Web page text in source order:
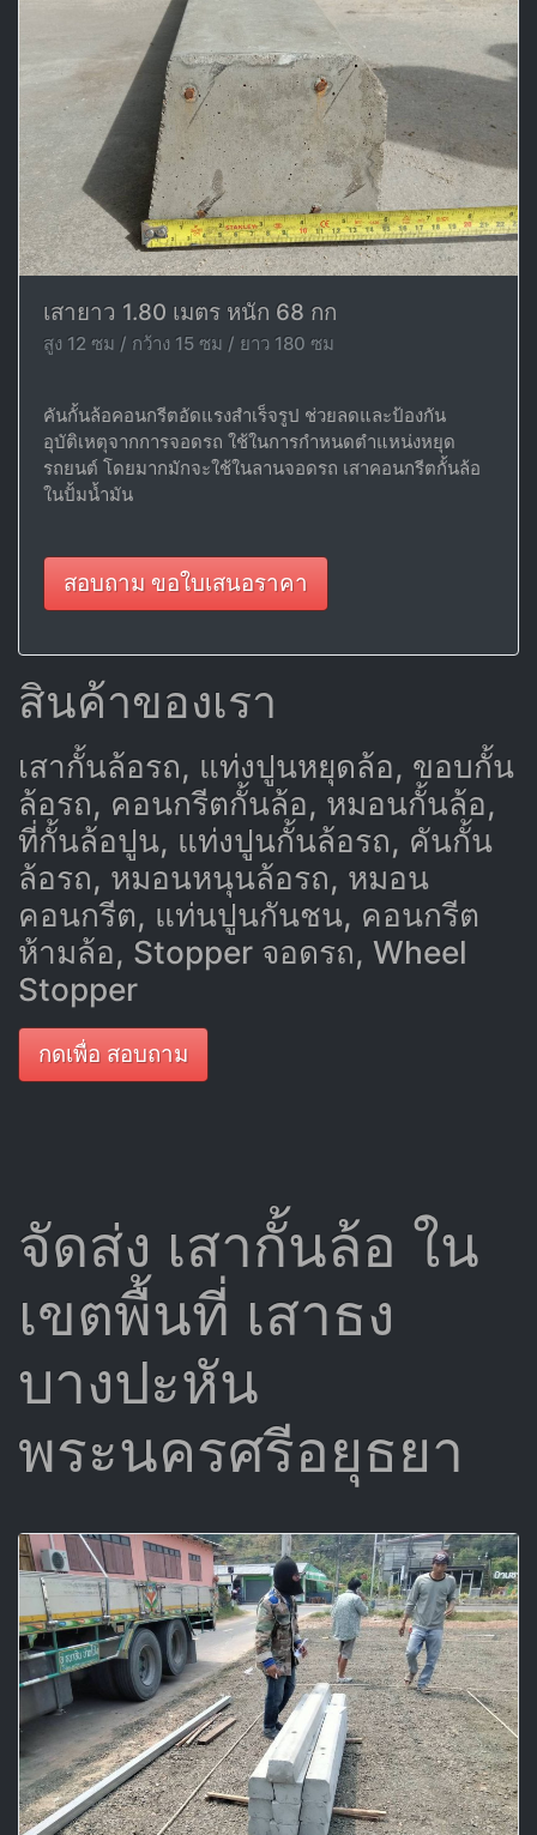
เสายาว 1.80 เมตร หนัก 68 กก
สูง 12 ซม / กว้าง 15 ซม / ยาว 180 ซม
คันกั้นล้อคอนกรีตอัดแรงสำเร็จรูป ช่วยลดและป้องกัน
อุบัติเหตุจากการจอดรถ ใช้ในการกำหนดตำแหน่งหยุด
รถยนต์ โดยมากมักจะใช้ในลานจอดรถ เสาคอนกรีตกั้นล้อ
ในปั้มน้ำมัน
สอบถาม ขอใบเสนอราคา
สินค้าของเรา
เสากั้นล้อรถ, แท่งปูนหยุดล้อ, ขอบกั้น
ล้อรถ, คอนกรีตกั้นล้อ, หมอนกั้นล้อ,
ที่กั้นล้อปูน, แท่งปูนกั้นล้อรถ, คันกั้น
ล้อรถ, หมอนหนุนล้อรถ, หมอน
คอนกรีต, แท่นปูนกันชน, คอนกรีต
ห้ามล้อ, Stopper จอดรถ, Wheel
Stopper
กดเพื่อ สอบถาม
จัดส่ง เสากั้นล้อ ใน
เขตพื้นที่ เสาธง
บางปะหัน
พระนครศรีอยุธยา